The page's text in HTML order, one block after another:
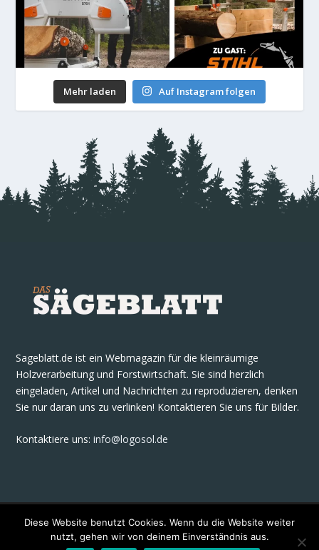
Mehr laden Auf Instagram folgen
Sageblatt.de ist ein Webmagazin für die kleinräumige
Holzverarbeitung und Forstwirtschaft. Sie sind herzlich
eingeladen, Artikel und Nachrichten zu reproduzieren, denken
Sie nur daran uns zu verlinken! Kontaktieren Sie uns für Bilder.
Kontaktiere uns:info@logosol.de
Diese Website benutzt Cookies. Wenn du die Website weiter
nutzt, gehen wir von deinem Einverständnis aus.